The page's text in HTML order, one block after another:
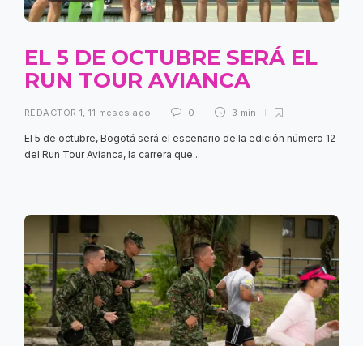
EL 5 DE OCTUBRE SERÁ EL
RUN TOUR AVIANCA
REDACTOR 1 ,11 meses ago 0 3 min
El 5 de octubre, Bogotá será el escenario de la edición número 12
del Run Tour Avianca, la carrera que...